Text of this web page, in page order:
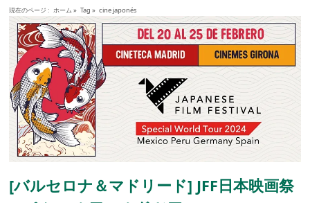
現在のページ : ホーム » Tag » cine japonés
[バルセロナ＆マドリード] JFF日本映画祭